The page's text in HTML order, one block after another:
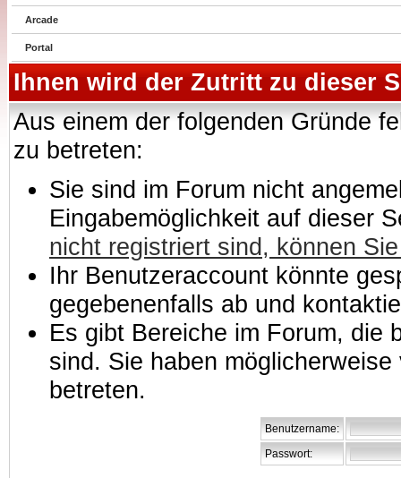
Arcade
Portal
Ihnen wird der Zutritt zu dieser
Aus einem der folgenden Gründe
zu betreten:
Sie sind im Forum nicht
Eingabemöglichkeit auf dieser
nicht registriert sind, können
Ihr Benutzeraccount könnte
gegebenenfalls ab und
Es gibt Bereiche im Forum, die
sind. Sie haben
betreten.
Benutzername:
Passwort: